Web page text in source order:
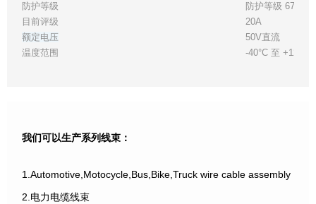
防护等级
防护等级 67
目前评级
20A
额定电压
50V直流
温度范围
-40°C 至 +125°C
我们可以生产系列线束：
1.Automotive,Motocycle,Bus,Bike,Truck wire cable assembly
2.电力电缆线束